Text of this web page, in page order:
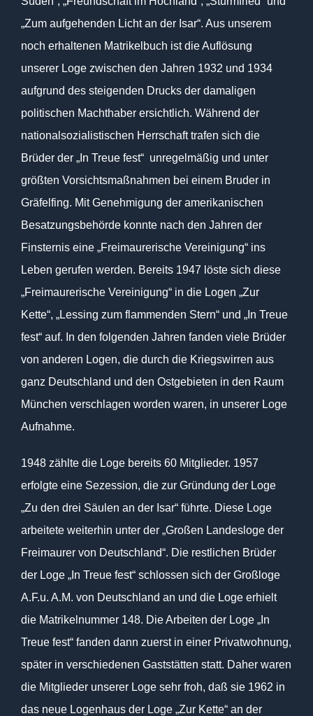
„Zum aufgehenden Licht an der Isar“. Aus unserem
noch erhaltenen Matrikelbuch ist die Auflösung
unserer Loge zwischen den Jahren 1932 und 1934
aufgrund des steigenden Drucks der damaligen
politischen Machthaber ersichtlich. Während der
nationalsozialistischen Herrschaft trafen sich die
Brüder der „In Treue fest“ unregelmäßig und unter
größten Vorsichtsmaßnahmen bei einem Bruder in
Gräfelfing. Mit Genehmigung der amerikanischen
Besatzungsbehörde konnte nach den Jahren der
Finsternis eine „Freimaurerische Vereinigung“ ins
Leben gerufen werden. Bereits 1947 löste sich diese
„Freimaurerische Vereinigung“ in die Logen „Zur
Kette“, „Lessing zum flammenden Stern“ und „In Treue
fest“ auf. In den folgenden Jahren fanden viele Brüder
von anderen Logen, die durch die Kriegswirren aus
ganz Deutschland und den Ostgebieten in den Raum
München verschlagen worden waren, in unserer Loge
Aufnahme.
1948 zählte die Loge bereits 60 Mitglieder. 1957
erfolgte eine Sezession, die zur Gründung der Loge
„Zu den drei Säulen an der Isar“ führte. Diese Loge
arbeitete weiterhin unter der „Großen Landesloge der
Freimaurer von Deutschland“. Die restlichen Brüder
der Loge „In Treue fest“ schlossen sich der Großloge
A.F.u. A.M. von Deutschland an und die Loge erhielt
die Matrikelnummer 148. Die Arbeiten der Loge „In
Treue fest“ fanden dann zuerst in einer Privatwohnung,
später in verschiedenen Gaststätten statt. Daher waren
die Mitglieder unserer Loge sehr froh, daß sie 1962 in
das neue Logenhaus der Loge „Zur Kette“ an der